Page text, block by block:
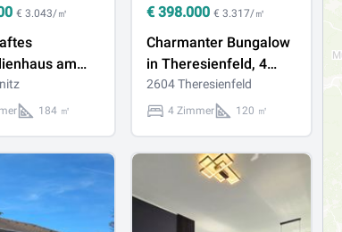
€ 3.043/㎡
am
Waxenecks
184 ㎡
€ 398.000 € 3.317/㎡
Charmanter Bungalow
in Theresienfeld, 4
Zimmer, Garten,
Terrasse, Garage
2604 Theresienfeld
4 Zimmer 120 ㎡